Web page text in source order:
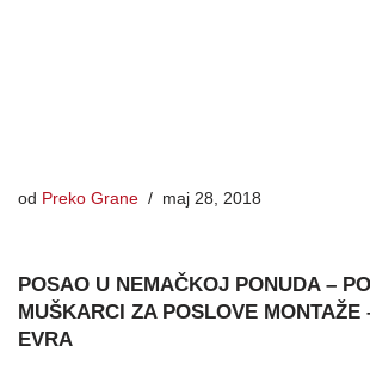
od Preko Grane maj 28, 2018
POSAO U NEMAČKOJ PONUDA –
MUŠKARCI ZA POSLOVE MONTAŽE
EVRA